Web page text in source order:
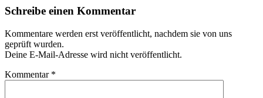
Schreibe einen Kommentar
Kommentare werden erst veröffentlicht, nachdem sie von uns
geprüft wurden.
Deine E-Mail-Adresse wird nicht veröffentlicht.
Kommentar *